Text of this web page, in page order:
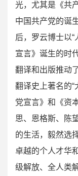
光，尤其是《共
中国共产党的诞
后，罗云博士以
宣言》诞生的时
翻译和出版推动
翻译史上著名的“
党宣言》和《资
思、恩格斯、陈
的生活，毅然选
卓越的个人才华
级解放、全人类